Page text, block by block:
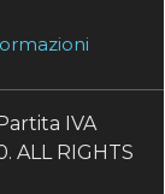
IVA
ALL RIGHTS